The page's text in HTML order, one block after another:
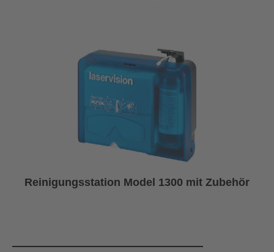
Reinigungsstation Model 1300 mit Zubehör